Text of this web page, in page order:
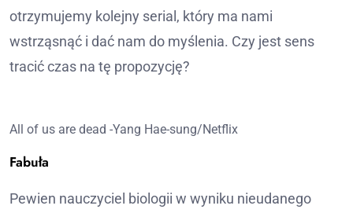
otrzymujemy kolejny serial, który ma nami
wstrząsnąć i dać nam do myślenia. Czy jest sens
tracić czas na tę propozycję?
All of us are dead -Yang Hae-sung/Netflix
Fabuła
Pewien nauczyciel biologii w wyniku nieudanego